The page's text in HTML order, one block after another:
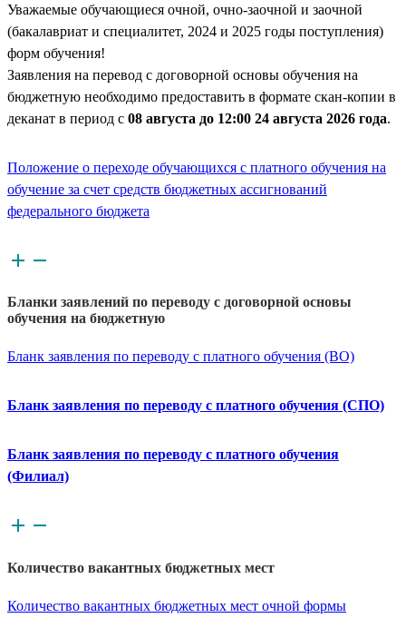
Уважаемые обучающиеся очной, очно-заочной и заочной
(бакалавриат и специалитет, 2024 и 2025 годы поступления)
форм обучения!
Заявления на перевод с договорной основы обучения на
бюджетную необходимо предоставить в формате скан-копии в
деканат в период с 08 августа до 12:00 24 августа 2026 года.
Положение о переходе обучающихся с платного обучения на
обучение за счет средств бюджетных ассигнований
федерального бюджета
Бланки заявлений по переводу с договорной основы
обучения на бюджетную
Бланк заявления по переводу с платного обучения (ВО)
Бланк заявления по переводу с платного обучения (СПО)
Бланк заявления по переводу с платного обучения
(Филиал)
Количество вакантных бюджетных мест
Количество вакантных бюджетных мест очной формы